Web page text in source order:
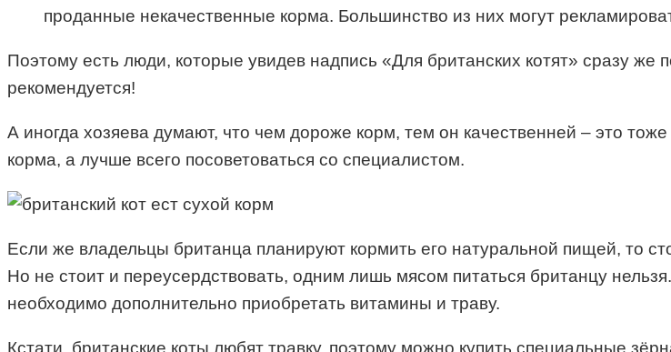
проданные некачественные корма. Большинство из них могут
Поэтому есть люди, которые увидев надпись «Для британских котят» сразу же
рекомендуется!
А иногда хозяева думают, что чем дороже корм, тем он качественней – это
корма, а лучше всего посоветоваться со специалистом.
Если же владельцы британца планируют кормить его натуральной пищей, то
Но не стоит и переусердствовать, одним лишь мясом питаться британцу
необходимо дополнительно приобретать витамины и траву.
Кстати, британские коты любят травку, поэтому можно купить специальные